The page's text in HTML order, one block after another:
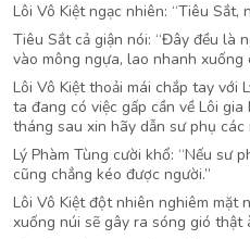
Lôi Vô Kiệt ngạc nhiên: “Tiêu Sắt,
Tiêu Sắt cả giận nói: “Đây đều là
vào mông ngựa, lao nhanh xuống
Lôi Vô Kiệt thoải mái chắp tay với
ta đang có việc gấp cần về Lôi
tháng sau xin hãy dẫn sư phụ các
Lý Phàm Tùng cười khổ: “Nếu sư
cũng chẳng kéo được người.”
Lôi Vô Kiệt đột nhiên nghiêm mặt
xuống núi sẽ gây ra sóng gió thật